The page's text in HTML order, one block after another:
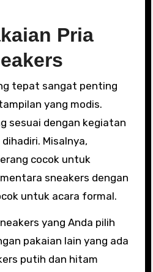
Pria
tepat sangat penting
yang modis.
sesuai dengan kegiatan
Misalnya,
cocok untuk
sneakers dengan
untuk acara formal.
yang Anda pilih
pakaian lain yang ada
putih dan hitam